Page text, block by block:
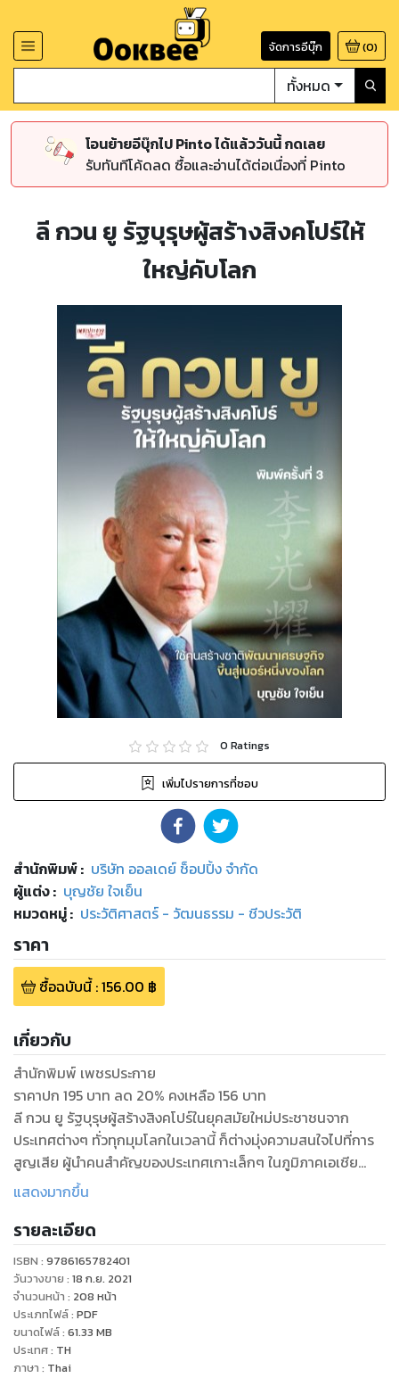
จัดการอีบุ๊ก (0)
ทั้งหมด
โอนย้ายอีบุ๊กไป Pinto ได้แล้ววันนี้ กดเลย
รับทันทีโค้ดลด ซื้อและอ่านได้ต่อเนื่องที่ Pinto
ลี กวน ยู รัฐบุรุษผู้สร้างสิงคโปร์ให้
ใหญ่คับโลก
0 Ratings
เพิ่มไปรายการที่ชอบ
สำนักพิมพ์: บริษัท ออลเดย์ ช็อปปิ้ง จำกัด
ผู้แต่ง : บุญชัย ใจเย็น
หมวดหมู่: ประวัติศาสตร์ - วัฒนธรรม - ชีวประวัติ
ราคา
ซื้อฉบับนี้:156.00 ฿
เกี่ยวกับ
สำนักพิมพ์ เพชรประกาย
ราคาปก 195 บาท ลด 20% คงเหลือ 156 บาท
ลี กวน ยู รัฐบุรุษผู้สร้างสิงคโปร์ในยุคสมัยใหม่ประชาชนจาก
ประเทศต่างๆ ทั่วทุกมุมโลกในเวลานี้ ก็ต่างมุ่งความสนใจไปที่การ
สูญเสีย ผู้นำคนสำคัญของประเทศเกาะเล็กๆ ในภูมิภาคเอเชีย
ตะวันออกเฉียงใต้แห่งนี้ ด้วยผลงานที่มอบไว้ ซึ่งความเจริญของ
เกือบ 50 ปีที่แล้ว ดินแดนแห่งสิงโตนี้มีเพียงสิ่งอำนวยความ
สะดวกชีวิตขั้นพื้นฐานกับอนาคตที่ไร้ทิศทาง ชั่วชีวิตของชายผู้
อุทิศตัวเองเพื่อพลเมือง มีแง่มุมอีกมากมายที่น่าสนใจ แต่เราขอนำ
เสนอบางส่วนที่น่าสนใจ ดังนี้ด้วยผลงานที่มอบไว้ ซึ่งความเจริญ
ของชาติ และคุณภาพชีวิตของประชากรที่ดีที่สุดระดับโลก ทั้งนี้
เมื่อเกือบ 50 ปีที่แล้ว ดินแดนแห่งสิงโตนี้มีเพียงสิ่งอำนวยความ
สะดวกชีวิตขั้นพื้นฐานกับอนาคตที่ไร้ทิศทาง ชั่วชีวิตของชายผู้
แสดงมากขึ้น
รายละเอียด
ISBN : 9786165782401
วันวางขาย : 18 ก.ย. 2021
จำนวนหน้า : 208 หน้า
ประเภทไฟล์: PDF
ขนาดไฟล์: 61.33 MB
ประเทศ: TH
ภาษา : Thai